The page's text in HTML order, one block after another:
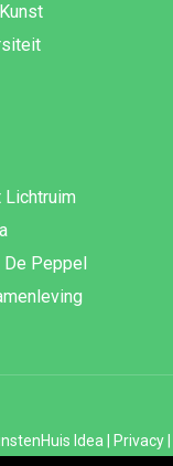
Lichtruim
Peppel
Idea | Privacy|